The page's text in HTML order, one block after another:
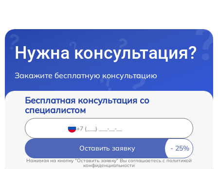
Нужна консультация?
Закажите бесплатную консультацию
Бесплатная консультация со
специалистом
Оставить заявку
Нажимая на кнопку "Оставить заявку" Вы соглашаетесь cполитикой
конфиденциальности